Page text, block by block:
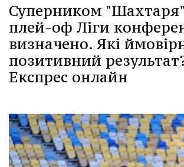
Суперником "Шахтаря"
плей-оф Ліги
визначено. Які
позитивний
Експрес онлайн